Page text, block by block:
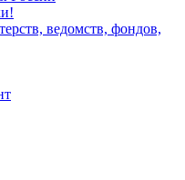
ведомств, фондов,